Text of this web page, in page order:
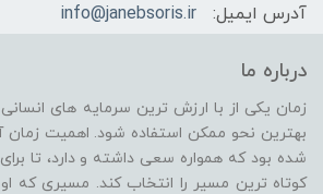
آدرس ایمیل:
info@janebsoris.ir
درباره ما
زمان یکی از با ارزش ترین سرمایه های
بهترین نحو ممکن استفاده شود. اهمیت زمان
شده بود که همواره سعی داشته و دارد، تا
کوتاه ترین مسیر را انتخاب کند. مسیری که